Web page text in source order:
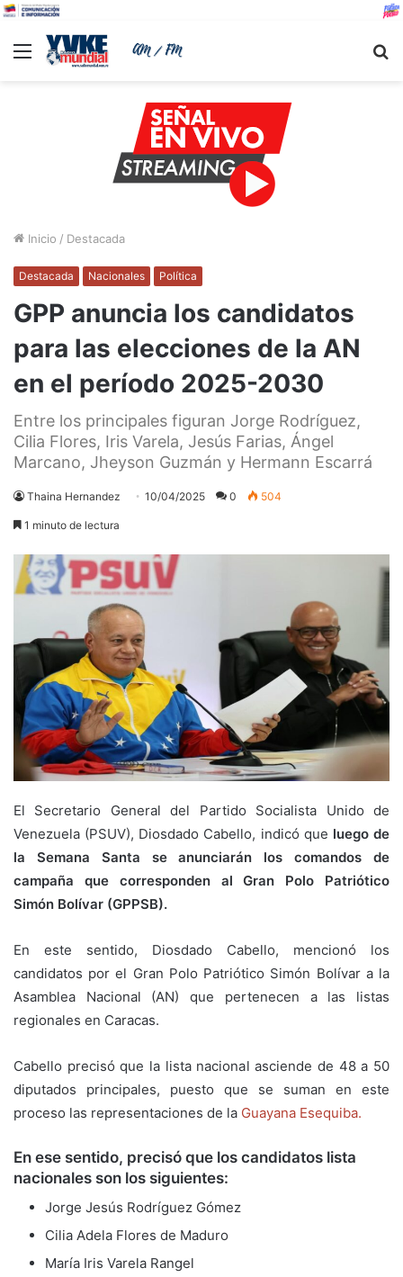
Menu
Inicio / Destacada
Destacada Nacionales Política
GPP anuncia los candidatos
para las elecciones de la AN
en el período 2025-2030
Entre los principales figuran Jorge Rodríguez,
Cilia Flores, Iris Varela, Jesús Farias, Ángel
Marcano, Jheyson Guzmán y Hermann Escarrá
Thaina Hernandez 10/04/2025 0 504
1 minuto de lectura
El Secretario General del Partido Socialista Unido de
Venezuela (PSUV), Diosdado Cabello, indicó que luego de
la Semana Santa se anunciarán los comandos de
campaña que corresponden al Gran Polo Patriótico
Simón Bolívar (GPPSB).
En este sentido, Diosdado Cabello, mencionó los
candidatos por el Gran Polo Patriótico Simón Bolívar a la
Asamblea Nacional (AN) que pertenecen a las listas
regionales en Caracas.
Cabello precisó que la lista nacional asciende de 48 a 50
diputados principales, puesto que se suman en este
proceso las representaciones de la Guayana Esequiba.
En ese sentido, precisó que los candidatos lista
nacionales son los siguientes:
Jorge Jesús Rodríguez Gómez
Cilia Adela Flores de Maduro
María Iris Varela Rangel